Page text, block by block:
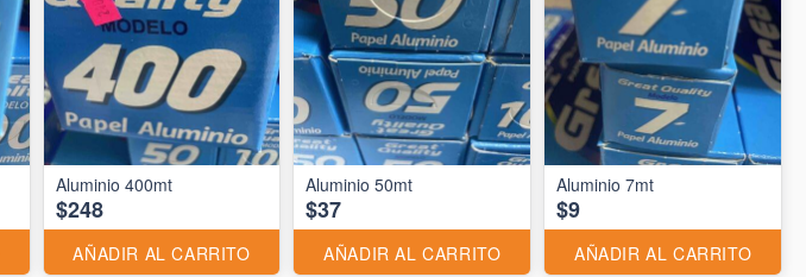
Aluminio 400mt
$248
AÑADIR AL CARRITO
Aluminio 50mt
$37
AÑADIR AL CARRITO
Aluminio 7mt
$9
AÑADIR AL CARRITO